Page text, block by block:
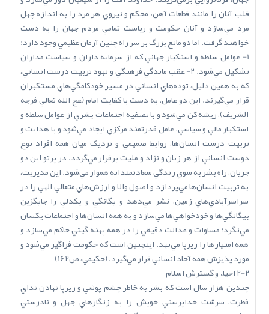
قلب آنان را مانند قطعات آهن، محکم و نيروي هر مرد را به اندازه چهل
مرد مي‌سازد و آنان حکومت و رياست تمامي مردم جهان را به دست
خواهند گرفت. اما دو مانع بزرگ بر سر راه چنين آرمان عظيمي وجود دارد:
1- عوامل سلطه و استکبار جهاني که از سرمايه داران و سياست مداران
تشکيل مي‌شود. 2- عقب ماندگي فرهنگي و نبود تربيت درست انساني،
که به همين دليل، توده‌هاي انساني در مسير خودکامگي‌هاي مستکبران
قرار مي‌گيرند. اين دو عامل، به دست با کفايت امام (عج ‌الله‌ تعالي‌ فرجه
‌الشريف)، ريشه کن مي‌شود و با تصفيه اجتماعات بشري از عوامل سلطه و
استکبار مالي و سياسي، عامل قدرتمند مرکزي ايجاد مي‌شود و با هدايت و
تربيت درست انسان‌ها، روابط صميمي و نزديک ميان همه افراد نوع
دوست انساني از هر زبان و نژاد و مليت برقرار مي‌گردد. در پرتو اين دو
جريان، راه بشر به سوي زندگي سعادتمندانه هموار مي‌شود. اين مديريت،
به تربيت انسان‌ها مي‌پردازد و اصول والا و ارزش‌هاي متعالي الهي را در
سراسرآبادي‌هاي زمين، نشر مي‌دهد و يگانگي و يکدلي را جايگزين
بيگانگي‌ها و خودخواهي‌ها مي‌سازد و به همه انسان‌ها و اجتماعات يکسان
مي‌نگرد؛ مساوات و عدالت دقيقي را در همه پهنه گيتي حاکم مي‌سازد و
همه امتيازها را زيرپا مي‌نهد. اينچنين است که حکومت فراگير مي‌شود و
مورد پذيزش همه آحاد انساني قرار مي‌گيرد. (حکيمي، ص162)
2-2 احياء و گسترش اسلام
چندين هزار سال است که بشر به خاطر چشم پوشي و زيرپا نهادن نداي
فطرت، سرشت خداپرستي خويش را به زنگارهاي جهل و نادرستي